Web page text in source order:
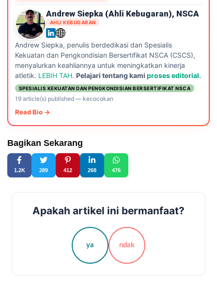
Andrew Siepka (ahli Kebugaran), NSCA
AHLI KEBUGARAN
Andrew Siepka, penulis berdedikasi dan Spesialis
Kekuatan dan Pengkondisian Bersertifikat NSCA (CSCS),
menyalurkan keahliannya untuk meningkatkan kinerja
atletik. LEBIH TAH. Pelajari tentang kami proses editorial.
SPESIALIS KEKUATAN DAN PENGKONDISIAN BERSERTIFIKAT NSCA
19 article(s) published— kecocokan
Read Bio →
Bagikan Sekarang
1.2K 289 412 268 476
Apakah artikel ini bermanfaat?
ya ndak